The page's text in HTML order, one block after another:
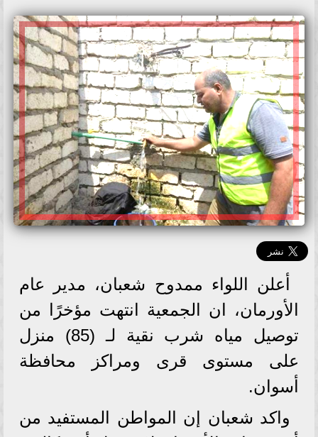
أعلن اللواء ممدوح شعبان، مدير عام
الأورمان، ان الجمعية انتهت مؤخرًا من
توصيل مياه شرب نقية لـ (85) منزل
على مستوى قرى ومراكز محافظة
أسوان.
واكد شعبان إن المواطن المستفيد من